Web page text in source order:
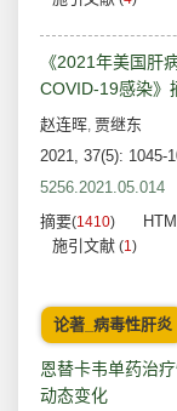
《2021年美国肝
COVID-19感染》
赵连晖, 贾继东
2021, 37(5): 1045-
5256.2021.05.014
摘要(1410)
施引文献 (1)
论著_病毒性肝炎
恩替卡韦单药治
动态变化